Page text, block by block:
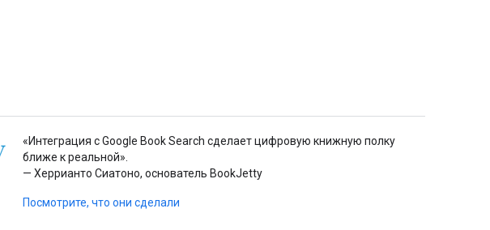
«Интеграция с Google Book Search сделает цифровую книжную полку
ближе к реальной».
— Херрианто Сиатоно, основатель BookJetty
Посмотрите, что они сделали